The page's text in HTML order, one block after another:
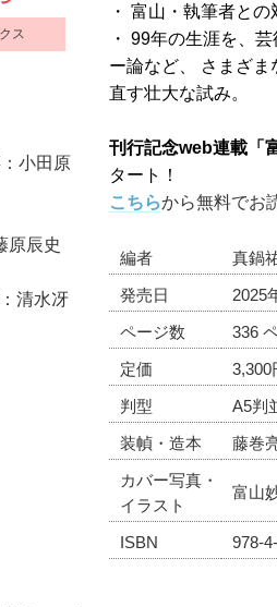
ス
小田原
原辰史
清水冴
・ 富山・執筆者との
・ 99年の生涯を、
ー論など、 さまざま
直す壮大な試み。
刊行記念web連載「
タート！
こちらから無料でお
編者 真鍋
発売日 2025
ページ数 336
定価 3,300
判型 A5判
装幀・造本 藤巻
カバー写真・
イラスト
富山
ISBN 978-